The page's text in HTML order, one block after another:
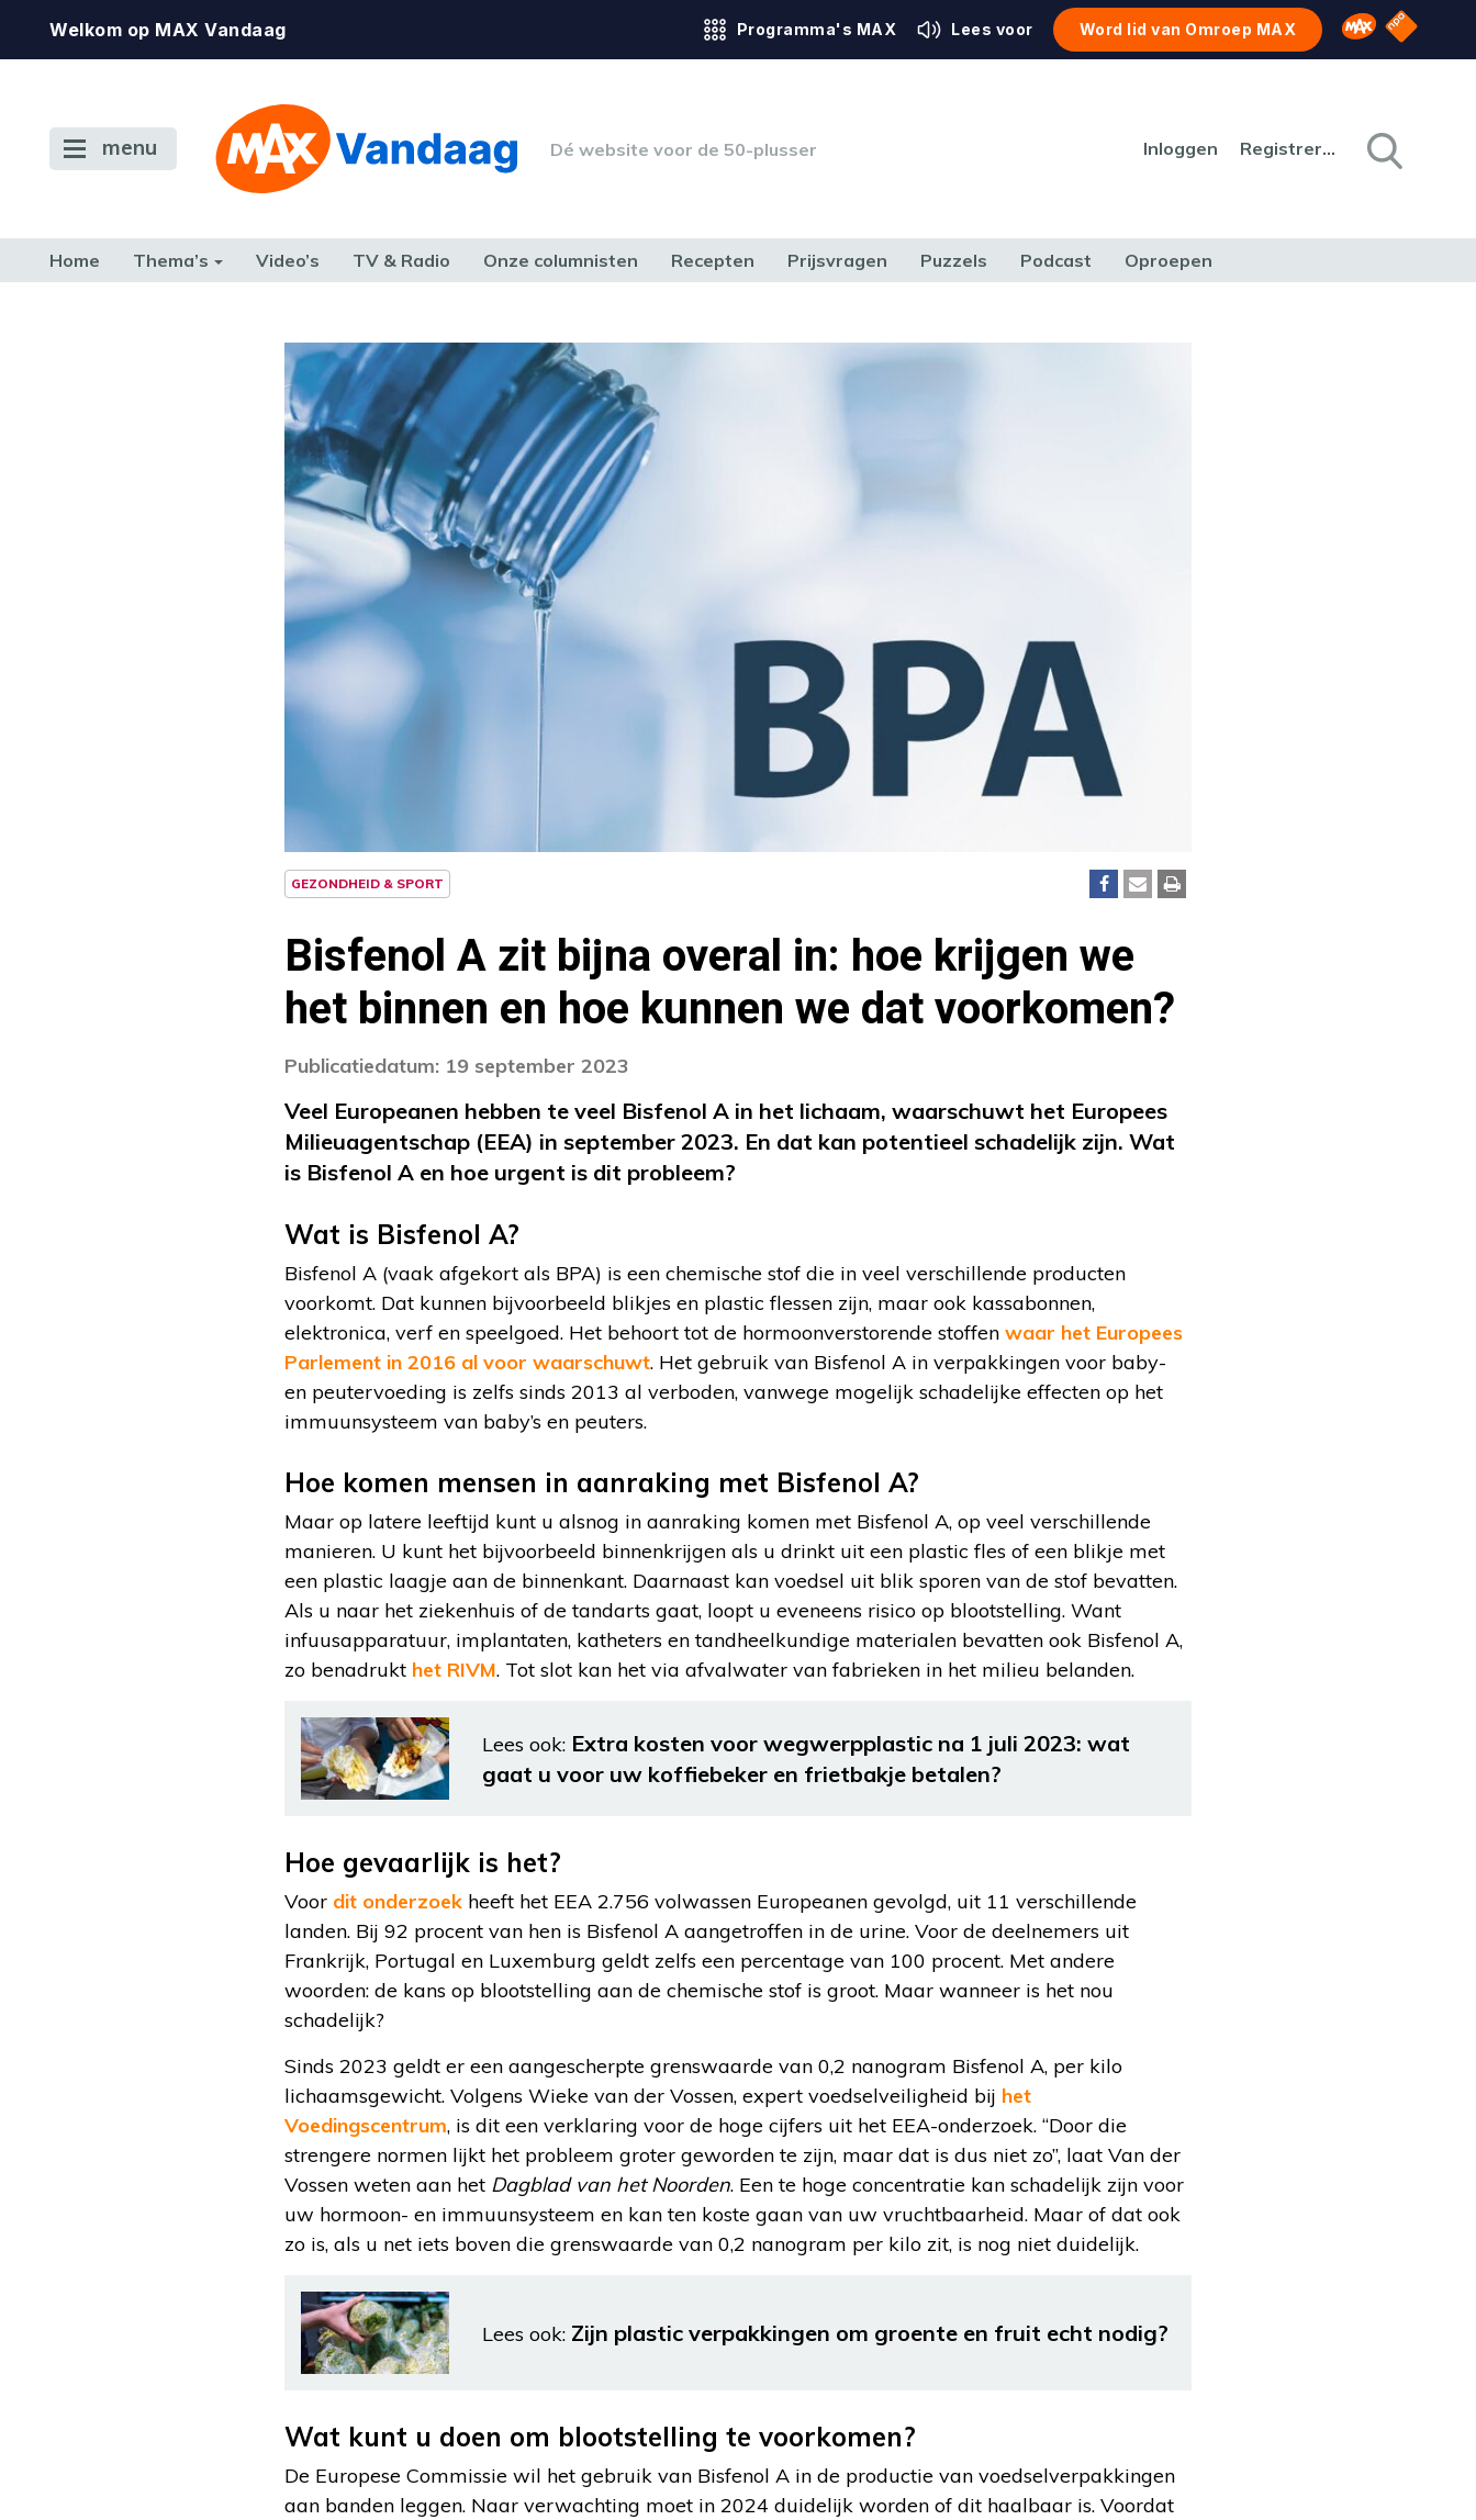
Welkom op MAX Vandaag Programma's MAX Lees voor Word lid van Omroep MAX Omroep MAX
NPO
menu Dé website voor de 50-plusser Inloggen Registreren
Home Thema’s Video’s TV & Radio Onze columnisten Recepten Prijsvragen Puzzels Podcast Oproepen
GEZONDHEID & SPORT
Bisfenol A zit bijna overal in: hoe krijgen we
het binnen en hoe kunnen we dat voorkomen?
Publicatiedatum: 19 september 2023
Veel Europeanen hebben te veel Bisfenol A in het lichaam, waarschuwt het Europees
Milieuagentschap (EEA) in september 2023. En dat kan potentieel schadelijk zijn. Wat
is Bisfenol A en hoe urgent is dit probleem?
Wat is Bisfenol A?
Bisfenol A (vaak afgekort als BPA) is een chemische stof die in veel verschillende producten
voorkomt. Dat kunnen bijvoorbeeld blikjes en plastic flessen zijn, maar ook kassabonnen,
elektronica, verf en speelgoed. Het behoort tot de hormoonverstorende stoffen waar het Europees
Parlement in 2016 al voor waarschuwt. Het gebruik van Bisfenol A in verpakkingen voor baby-
en peutervoeding is zelfs sinds 2013 al verboden, vanwege mogelijk schadelijke effecten op het
immuunsysteem van baby’s en peuters.
Hoe komen mensen in aanraking met Bisfenol A?
Maar op latere leeftijd kunt u alsnog in aanraking komen met Bisfenol A, op veel verschillende
manieren. U kunt het bijvoorbeeld binnenkrijgen als u drinkt uit een plastic fles of een blikje met
een plastic laagje aan de binnenkant. Daarnaast kan voedsel uit blik sporen van de stof bevatten.
Als u naar het ziekenhuis of de tandarts gaat, loopt u eveneens risico op blootstelling. Want
infuusapparatuur, implantaten, katheters en tandheelkundige materialen bevatten ook Bisfenol A,
zo benadrukt het RIVM. Tot slot kan het via afvalwater van fabrieken in het milieu belanden.
Lees ook: Extra kosten voor wegwerpplastic na 1 juli 2023: wat
gaat u voor uw koffiebeker en frietbakje betalen?
Hoe gevaarlijk is het?
Voor dit onderzoek heeft het EEA 2.756 volwassen Europeanen gevolgd, uit 11 verschillende
landen. Bij 92 procent van hen is Bisfenol A aangetroffen in de urine. Voor de deelnemers uit
Frankrijk, Portugal en Luxemburg geldt zelfs een percentage van 100 procent. Met andere
woorden: de kans op blootstelling aan de chemische stof is groot. Maar wanneer is het nou
schadelijk?
Sinds 2023 geldt er een aangescherpte grenswaarde van 0,2 nanogram Bisfenol A, per kilo
lichaamsgewicht. Volgens Wieke van der Vossen, expert voedselveiligheid bij het
Voedingscentrum, is dit een verklaring voor de hoge cijfers uit het EEA-onderzoek. “Door die
strengere normen lijkt het probleem groter geworden te zijn, maar dat is dus niet zo”, laat Van der
Vossen weten aan het Dagblad van het Noorden. Een te hoge concentratie kan schadelijk zijn voor
uw hormoon- en immuunsysteem en kan ten koste gaan van uw vruchtbaarheid. Maar of dat ook
zo is, als u net iets boven die grenswaarde van 0,2 nanogram per kilo zit, is nog niet duidelijk.
Lees ook: Zijn plastic verpakkingen om groente en fruit echt nodig?
Wat kunt u doen om blootstelling te voorkomen?
De Europese Commissie wil het gebruik van Bisfenol A in de productie van voedselverpakkingen
aan banden leggen. Naar verwachting moet in 2024 duidelijk worden of dit haalbaar is. Voordat